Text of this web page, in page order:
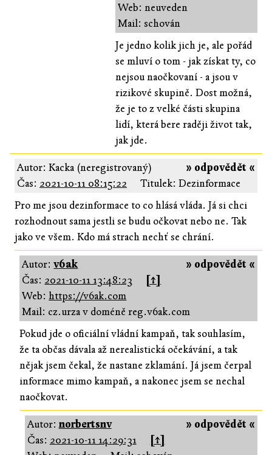
Web: neuveden
Mail: schován
Je jedno kolik jich je, ale pořád
se mluví o tom - jak získat ty, co
nejsou naočkovaní - a jsou v
rizikové skupině. Dost možná,
že je to z velké části skupina
lidí, která bere raději život tak,
jak jde.
» odpovědět «
Autor: Kacka (neregistrovaný)
Čas: 2021-10-11 08:15:22
Titulek: Dezinformace
Pro me jsou dezinformace to co hlásá vláda. Já si chci
rozhodnout sama jestli se budu očkovat nebo ne. Tak
jako ve všem. Kdo má strach nechť se chrání.
» odpovědět «
Autor:v6ak
Čas: 2021-10-11 13:48:23
[↑]
Web:https://v6ak.com
Mail: cz.urza v doméně reg.v6ak.com
Pokud jde o oficiální vládní kampaň, tak souhlasím,
že ta občas dávala až nerealistická očekávání, a tak
nějak jsem čekal, že nastane zklamání. Já jsem čerpal
informace mimo kampaň, a nakonec jsem se nechal
naočkovat.
» odpovědět «
Autor:norbertsnv
Čas: 2021-10-11 14:29:31
[↑]